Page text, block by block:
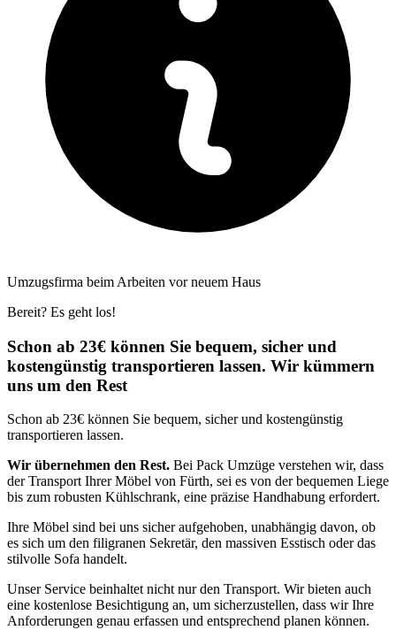
Umzugsfirma beim Arbeiten vor neuem Haus
Bereit? Es geht los!
Schon ab 23€ können Sie bequem, sicher und
kostengünstig transportieren lassen. Wir kümmern
uns um den Rest
Schon ab 23€ können Sie bequem, sicher und kostengünstig
transportieren lassen.
Wir übernehmen den Rest. Bei Pack Umzüge verstehen wir, dass
der Transport Ihrer Möbel von Fürth, sei es von der bequemen Liege
bis zum robusten Kühlschrank, eine präzise Handhabung erfordert.
Ihre Möbel sind bei uns sicher aufgehoben, unabhängig davon, ob
es sich um den filigranen Sekretär, den massiven Esstisch oder das
stilvolle Sofa handelt.
Unser Service beinhaltet nicht nur den Transport. Wir bieten auch
eine kostenlose Besichtigung an, um sicherzustellen, dass wir Ihre
Anforderungen genau erfassen und entsprechend planen können.